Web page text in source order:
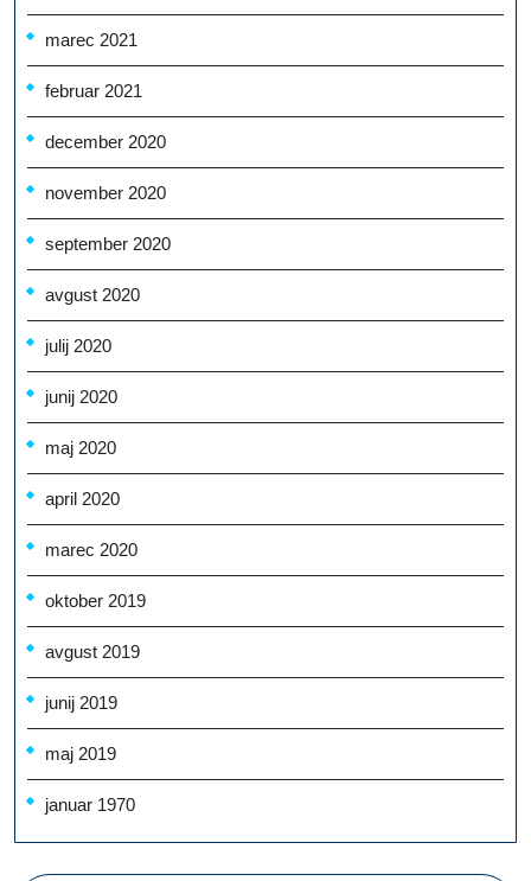
marec 2021
februar 2021
december 2020
november 2020
september 2020
avgust 2020
julij 2020
junij 2020
maj 2020
april 2020
marec 2020
oktober 2019
avgust 2019
junij 2019
maj 2019
januar 1970